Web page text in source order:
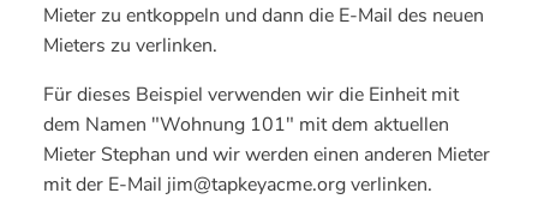
Mieter zu entkoppeln und dann die E-Mail des neuen
Mieters zu verlinken.
Für dieses Beispiel verwenden wir die Einheit mit
dem Namen "Wohnung 101" mit dem aktuellen
Mieter Stephan und wir werden einen anderen Mieter
mit der E-Mail jim@tapkeyacme.org verlinken.